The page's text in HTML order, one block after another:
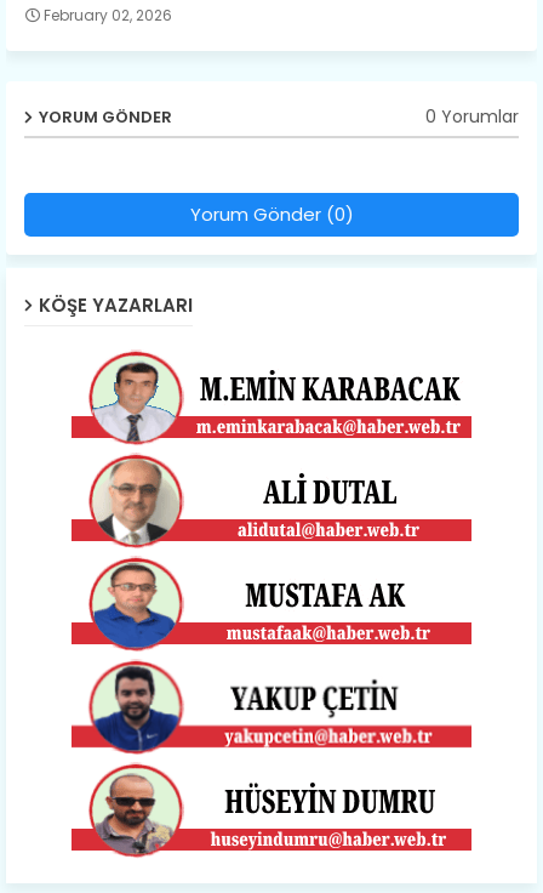
February 02, 2026
YORUM GÖNDER 0 Yorumlar
Yorum Gönder (0)
KÖŞE YAZARLARI